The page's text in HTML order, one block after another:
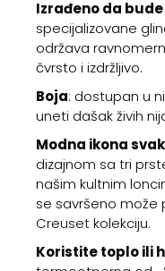
Izrađeno da
specijalizovane
održava
čvrsto i izdržljivo.
Boja: dostupan u
uneti dašak živih
Modna ikona
dizajnom sa tri
našim kultnim
se savršeno može
Creuset kolekciju.
Koristite toplo ili